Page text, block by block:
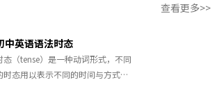
查看更多>>
中英语语法时态
态（tense）是一种动词形式，不同
时态用以表示不同的时间与方式。